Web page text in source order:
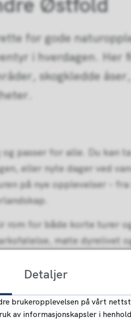
for gode
i hverdagen. Her
skogkledde
passer for alle. Du kan ta
eller nyte dager ved
på nye opplevelser –
rom for både korte turer
møte dyrelivet
om fellesskap, helse og
Detaljer
brukeropplevelsen på vårt
av informasjonskapsler i